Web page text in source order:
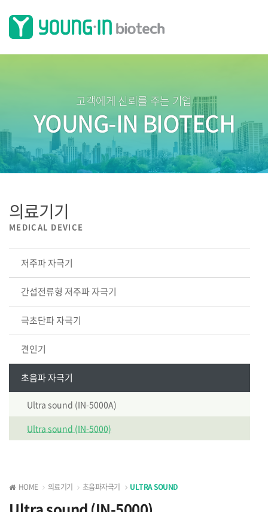
고객에게 신뢰를 주는 기업
YOUNG-IN BIOTECH
의료기기
MEDICAL DEVICE
저주파 자극기
간섭전류형 저주파 자극기
극초단파 자극기
견인기
초음파 자극기
Ultra sound (IN-5000A)
Ultra sound (IN-5000)
HOME 의료기기 초음파자극기 ULTRA SOUND